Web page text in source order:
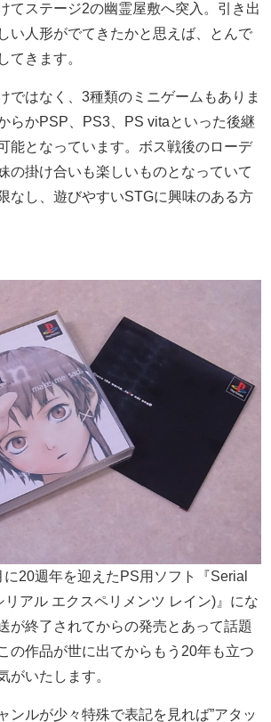
てステージ2の幽霊屋敷へ突入。引き出
い人形がでてきたかと思えば、とんで
てきます。
ではなく、3種類のミニゲームもありま
らかPSP、PS3、PS vitaといった後継
能となっています。ボス戦後のローデ
の掛け合いも楽しいものとなっていて
なし、遊びやすいSTGに興味のある方
20週年を迎えたPS用ソフト『Serial
アル エクスペリメンツ レイン)』にな
が終了されてからの発売とあって話題
の作品が世に出てからもう20年も立つ
がいたします。
ンルが少々特殊で表記を見れば”アタッ